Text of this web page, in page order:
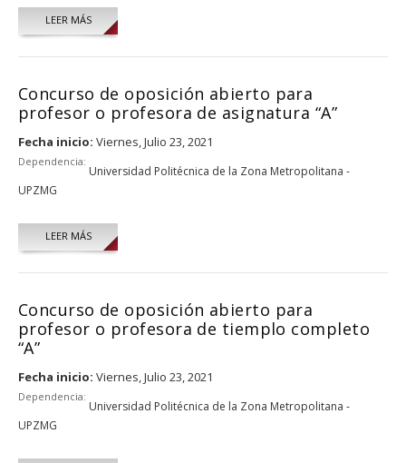
LEER MÁS
Concurso de oposición abierto para
profesor o profesora de asignatura “A”
Fecha inicio: Viernes, Julio 23, 2021
Dependencia:
Universidad Politécnica de la Zona Metropolitana -
UPZMG
LEER MÁS
Concurso de oposición abierto para
profesor o profesora de tiemplo completo
“A”
Fecha inicio: Viernes, Julio 23, 2021
Dependencia:
Universidad Politécnica de la Zona Metropolitana -
UPZMG